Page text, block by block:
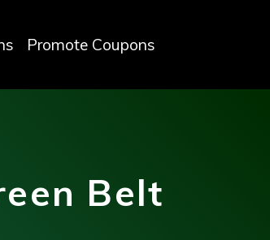
Promote Coupons
Belt